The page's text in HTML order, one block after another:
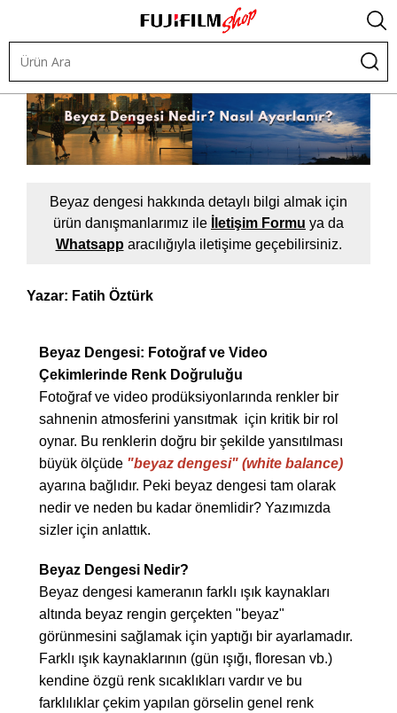
Beyaz dengesi hakkında detaylı bilgi almak için
ürün danışmanlarımız ile
İletişim Formu ya da
Whatsapp aracılığıyla iletişime geçebilirsiniz.
Yazar: Fatih Öztürk
Beyaz Dengesi: Fotoğraf ve Video
Çekimlerinde Renk Doğruluğu
Fotoğraf ve video prodüksiyonlarında renkler bir
sahnenin atmosferini yansıtmak için kritik bir rol
oynar. Bu renklerin doğru bir şekilde yansıtılması
büyük ölçüde "beyaz dengesi" (white balance)
ayarına bağlıdır. Peki beyaz dengesi tam olarak
nedir ve neden bu kadar önemlidir? Yazımızda
sizler için anlattık.
Beyaz Dengesi Nedir?
Beyaz dengesi kameranın farklı ışık kaynakları
altında beyaz rengin gerçekten "beyaz"
görünmesini sağlamak için yaptığı bir ayarlamadır.
Farklı ışık kaynaklarının (gün ışığı, floresan vb.)
kendine özgü renk sıcaklıkları vardır ve bu
farklılıklar çekim yapılan görselin genel renk